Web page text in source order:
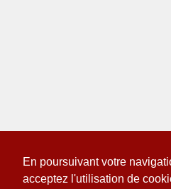
En poursuivant votre
acceptez l'utilisation de